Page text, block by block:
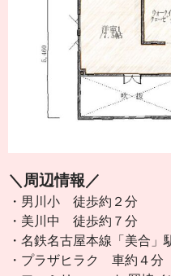
＼周辺情報／
・男川小 徒歩約２分
・美川中 徒歩約７分
・名鉄名古屋本線「美合
・プラザヒラク 車約４分